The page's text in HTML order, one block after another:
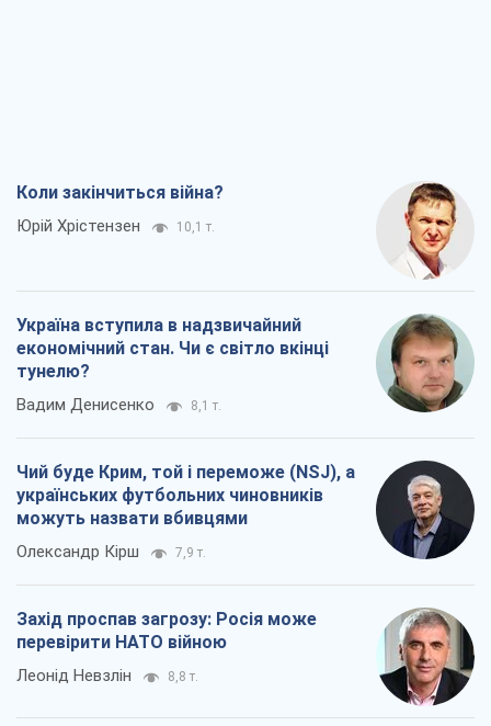
Коли закінчиться війна?
Юрій Хрістензен 10,1 т.
Україна вступила в надзвичайний
економічний стан. Чи є світло вкінці
тунелю?
Вадим Денисенко 8,1 т.
Чий буде Крим, той і переможе (NSJ), а
українських футбольних чиновників
можуть назвати вбивцями
Олександр Кірш 7,9 т.
Захід проспав загрозу: Росія може
перевірити НАТО війною
Леонід Невзлін 8,8 т.